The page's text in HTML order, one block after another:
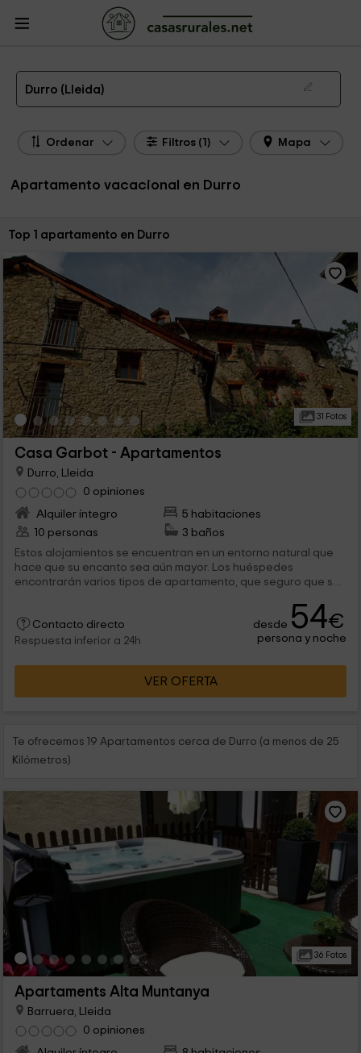
Casas Rurales
Apartamentos Lleida
Apartamentos Durro
Apartamento de alquiler en Durro
Durro (Lleida)
Ordenar Filtros (1) Mapa
Apartamento vacacional en Durro
Ordenar por:
Top 1 apartamento en Durro
31 Fotos
Casa Garbot - Apartamentos
Durro, Lleida
0 opiniones
Alquiler íntegro
5 habitaciones
10 personas
3 baños
Estos alojamientos se encuentran en un entorno natural que
hace que su encanto sea aún mayor. Los huéspedes
encontrarán varios tipos de apartamento, que seguro que se
independientes pero comparten el acceso y las zonas
exteriores.
Contacto directo
Respuesta inferior a 24h
desde 54€
persona y noche
VER OFERTA
Te ofrecemos 19 Apartamentos cerca de Durro (a menos de 25
Kilómetros)
36 Fotos
Apartaments Alta Muntanya
Barruera, Lleida
0 opiniones